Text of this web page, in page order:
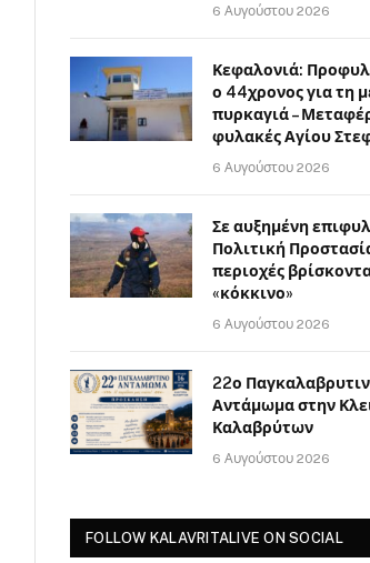
6 Αυγούστου 2026
Κεφαλονιά:
ο 44χρονος για τη
πυρκαγιά –
φυλακές Αγίου
6 Αυγούστου 2026
Σε αυξημένη
Πολιτική
περιοχές
«κόκκινο»
6 Αυγούστου 2026
22ο
Αντάμωμα στην
Καλαβρύτων
6 Αυγούστου 2026
FOLLOW KALAVRITALIVE ON SOCIAL